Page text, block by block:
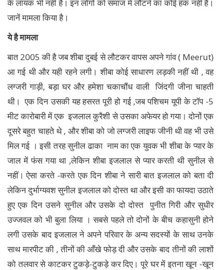
के लायक भी नहीं है। इन लोगों को समाज में लौटने का कोई हक नहीं है।
जानें मामला किया है।
ये है मामला
बात 2005 की है जब शीबा दुबई से लौटकर वापस अपने गांव ( Meerut)
आ गई थी और यही रहने लगी। शीबा कोई साधारण लड़की नहीं थी , वह
लग्जरी गाड़ी, बड़ा घर और हमेशा चकाचौंध वाली जिंदगी जीना चाहती
थी। एक दिन उसकी यह हसरत पूरी हो गई ,जब पशिचम यूपी के टॉप -5
मीट कारोबारी में एक इजलाल कुरैशी से उसका अफेयर हो गया। दोनों एक
दूसरे बहुत चाहते थे , और शीबा को जो लग्जरी लाइफ जीनी थी वह भी उसे
मिल गई । इसी तरह सुनील ढाका नाम का एक युवक भी शीबा के प्यार के
जाल में फंस गया था ,लेकिन शीबा इजलाल से प्यार करती थी सुनील से
नहीं। ऐसा करते -करते एक दिन शीबा ने सारी बात इजलाल को बता दी
लेकिन दुर्भाग्यवश सुनील इजलाल को दोस्त था और इसी का फायदा उठाते
हुए एक दिन उसने सुनील और उसके दो दोस्त पुनीत गिरी और सुधीर
उज्जवल को भी बुला लिया । सबसे पहले तो दोनों के बीच कहासुनी होने
लगी उसके बाद इजलाल ने अपने परिवार के अन्य सदस्यों के साथ उनके
साथ मारपीट की , तीनों की आँखे फोड़ दी और उसके बाद तीनों की लाशों
को तलवार से काटकर टुकड़े-टुकड़े कर दिए। पूरे घर में इतना खून -खून